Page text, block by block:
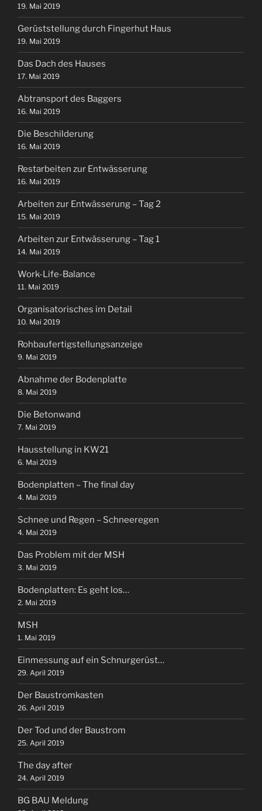
19. Mai 2019
Gerüststellung durch Fingerhut Haus
19. Mai 2019
Das Dach des Hauses
17. Mai 2019
Abtransport des Baggers
16. Mai 2019
Die Beschilderung
16. Mai 2019
Restarbeiten zur Entwässerung
16. Mai 2019
Arbeiten zur Entwässerung – Tag 2
15. Mai 2019
Arbeiten zur Entwässerung – Tag 1
14. Mai 2019
Work-Life-Balance
11. Mai 2019
Organisatorisches im Detail
10. Mai 2019
Rohbaufertigstellungsanzeige
9. Mai 2019
Abnahme der Bodenplatte
8. Mai 2019
Die Betonwand
7. Mai 2019
Hausstellung in KW21
6. Mai 2019
Bodenplatten – The final day
4. Mai 2019
Schnee und Regen – Schneeregen
4. Mai 2019
Das Problem mit der MSH
3. Mai 2019
Bodenplatten: Es geht los…
2. Mai 2019
MSH
1. Mai 2019
Einmessung auf ein Schnurgerüst…
29. April 2019
Der Baustromkasten
26. April 2019
Der Tod und der Baustrom
25. April 2019
The day after
24. April 2019
BG BAU Meldung